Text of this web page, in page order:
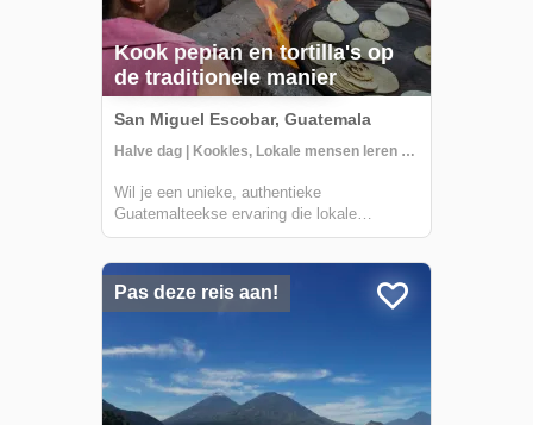
Kook pepian en tortilla's op
de traditionele manier
San Miguel Escobar, Guatemala
Halve dag | Kookles, Lokale mensen leren kennen
Wil je een unieke, authentieke
Guatemalteekse ervaring die lokale
gemeenschappen ondersteunt, geleid door
gebaande paden afgaat? Pepian, het
nationale gerecht van Guatemala, is een
Pas deze reis aan!